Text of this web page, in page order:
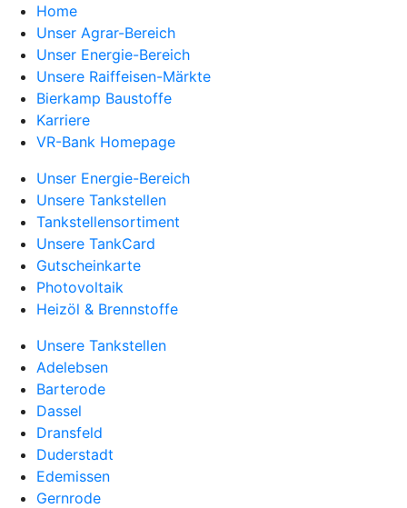
Home
Unser Agrar-Bereich
Unser Energie-Bereich
Unsere Raiffeisen-Märkte
Bierkamp Baustoffe
Karriere
VR-Bank Homepage
Unser Energie-Bereich
Unsere Tankstellen
Tankstellensortiment
Unsere TankCard
Gutscheinkarte
Photovoltaik
Heizöl & Brennstoffe
Unsere Tankstellen
Adelebsen
Barterode
Dassel
Dransfeld
Duderstadt
Edemissen
Gernrode